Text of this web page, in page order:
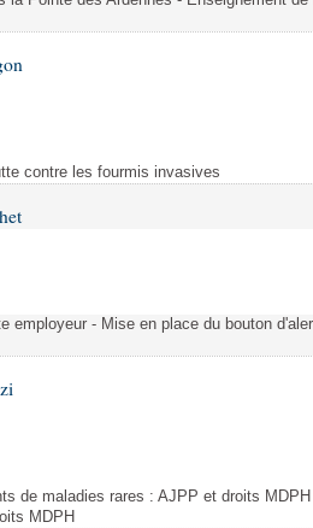
contre les fourmis invasives
employeur - Mise en place du bouton
de maladies rares : AJPP et droits
MDPH